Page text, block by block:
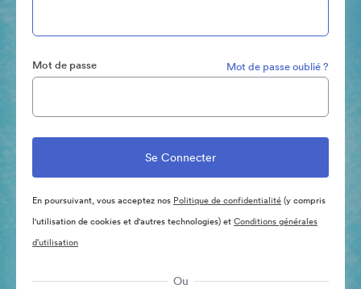
Mot de passe Mot de passe oublié ?
En poursuivant, vous acceptez nos Politique de confidentialité(y compris
l'utilisation de cookies et d'autres technologies) etConditions générales
d’utilisation
Ou